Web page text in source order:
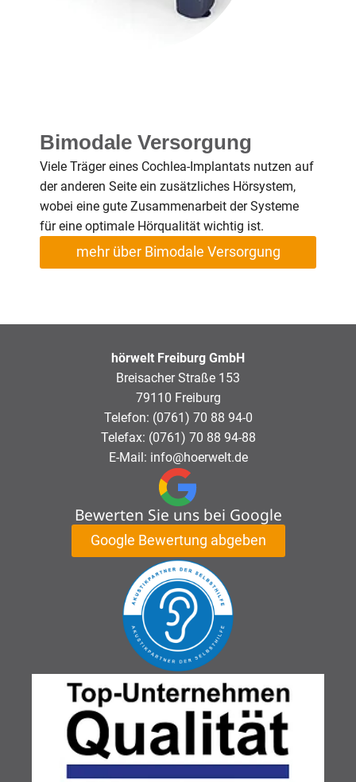
Bimodale Versorgung
Viele Träger eines Cochlea-Implantats nutzen auf
der anderen Seite ein zusätzliches Hörsystem,
wobei eine gute Zusammenarbeit der Systeme
für eine optimale Hörqualität wichtig ist.
mehr über Bimodale Versorgung
hörwelt Freiburg GmbH
Breisacher Straße 153
79110 Freiburg
Telefon: (0761) 70 88 94-0
Telefax: (0761) 70 88 94-88
E-Mail: info@hoerwelt.de
Bewerten Sie uns bei Google
Google Bewertung abgeben